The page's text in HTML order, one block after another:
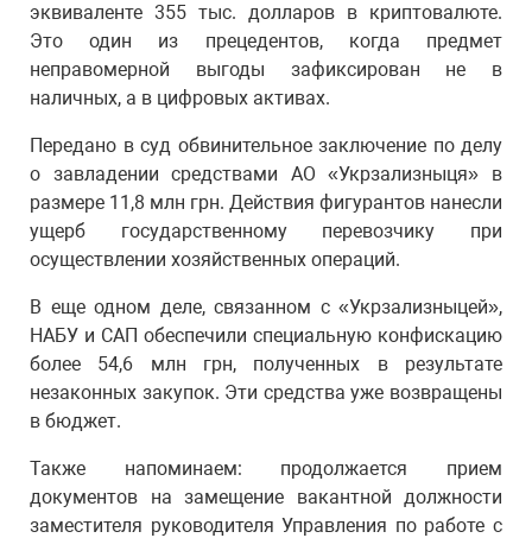
эквиваленте 355 тыс. долларов в криптовалюте.
Это один из прецедентов, когда предмет
неправомерной выгоды зафиксирован не в
наличных, а в цифровых активах.
Передано в суд обвинительное заключение по делу
о завладении средствами АО «Укрзализныця» в
размере 11,8 млн грн. Действия фигурантов нанесли
ущерб государственному перевозчику при
осуществлении хозяйственных операций.
В еще одном деле, связанном с «Укрзализныцей»,
НАБУ и САП обеспечили специальную конфискацию
более 54,6 млн грн, полученных в результате
незаконных закупок. Эти средства уже возвращены
в бюджет.
Также напоминаем: продолжается прием
документов на замещение вакантной должности
заместителя руководителя Управления по работе с